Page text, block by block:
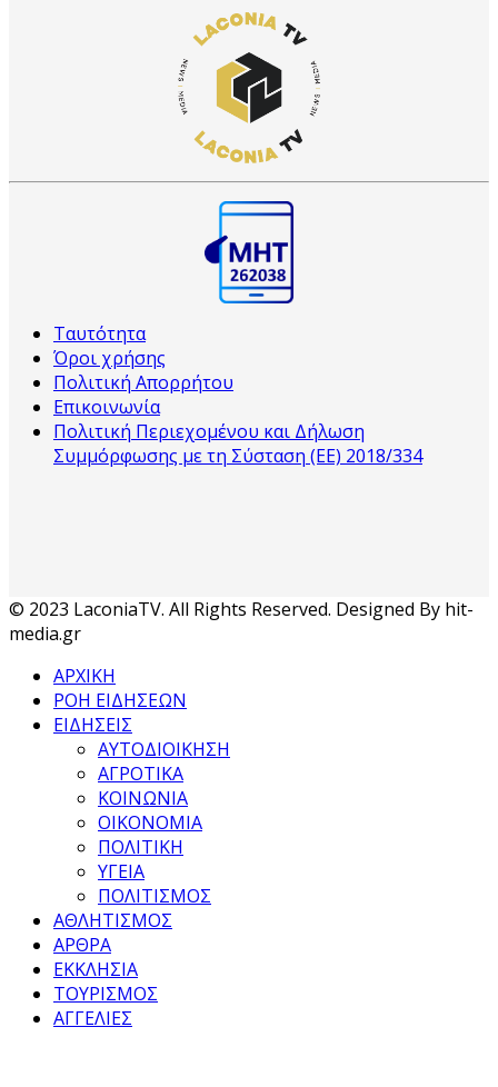
Ταυτότητα
Όροι χρήσης
Πολιτική Απορρήτου
Επικοινωνία
Πολιτική Περιεχομένου και Δήλωση
Συμμόρφωσης με τη Σύσταση (ΕΕ) 2018/334
© 2023 LaconiaTV. All Rights Reserved. Designed By hit-
media.gr
ΑΡΧΙΚΗ
ΡΟΗ ΕΙΔΗΣΕΩΝ
ΕΙΔΗΣΕΙΣ
ΑΥΤΟΔΙΟΙΚΗΣΗ
ΑΓΡΟΤΙΚΑ
ΚΟΙΝΩΝΙΑ
ΟΙΚΟΝΟΜΙΑ
ΠΟΛΙΤΙΚΗ
ΥΓΕΙΑ
ΠΟΛΙΤΙΣΜΟΣ
ΑΘΛΗΤΙΣΜΟΣ
ΑΡΘΡΑ
ΕΚΚΛΗΣΙΑ
ΤΟΥΡΙΣΜΟΣ
ΑΓΓΕΛΙΕΣ